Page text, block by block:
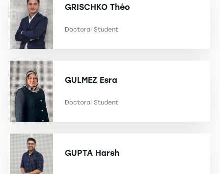
GRISCHKO Théo
Doctoral Student
GULMEZ Esra
Doctoral Student
GUPTA Harsh